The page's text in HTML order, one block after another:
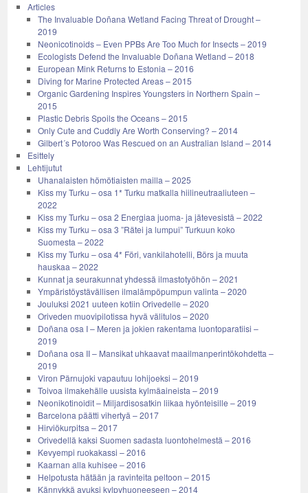
Articles
The Invaluable Doñana Wetland Facing Threat of Drought –
2019
Neonicotinoids – Even PPBs Are Too Much for Insects – 2019
Ecologists Defend the Invaluable Doñana Wetland – 2018
European Mink Returns to Estonia – 2016
Diving for Marine Protected Areas – 2015
Organic Gardening Inspires Youngsters in Northern Spain –
2015
Plastic Debris Spoils the Oceans – 2015
Only Cute and Cuddly Are Worth Conserving? – 2014
Gilbert´s Potoroo Was Rescued on an Australian Island – 2014
Esittely
Lehtijutut
Uhanalaisten hömötiaisten mailla – 2025
Kiss my Turku – osa 1* Turku matkalla hiilineutraaliuteen –
2022
Kiss my Turku – osa 2 Energiaa juoma- ja jätevesistä – 2022
Kiss my Turku – osa 3 ”Rätei ja lumpui” Turkuun koko
Suomesta – 2022
Kiss my Turku – osa 4* Föri, vankilahotelli, Börs ja muuta
hauskaa – 2022
Kunnat ja seurakunnat yhdessä ilmastotyöhön – 2021
Ympäristöystävällisen ilmalämpöpumpun valinta – 2020
Jouluksi 2021 uuteen kotiin Orivedelle – 2020
Oriveden muovipilotissa hyvä välitulos – 2020
Doñana osa I – Meren ja jokien rakentama luontoparatiisi –
2019
Doñana osa II – Mansikat uhkaavat maailmanperintökohdetta –
2019
Viron Pärnujoki vapautuu lohijoeksi – 2019
Toivoa ilmakehälle uusista kylmäaineista – 2019
Neonikotinoidit – Miljardisosatkin liikaa hyönteisille – 2019
Barcelona päätti vihertyä – 2017
Hirviökurpitsa – 2017
Orivedellä kaksi Suomen sadasta luontohelmestä – 2016
Kevyempi ruokakassi – 2016
Kaarnan alla kuhisee – 2016
Helpotusta hätään ja ravinteita peltoon – 2015
Kännykkä avuksi kylpyhuoneeseen – 2014